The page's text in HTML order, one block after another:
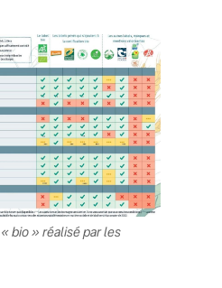
bio » réalisé par les